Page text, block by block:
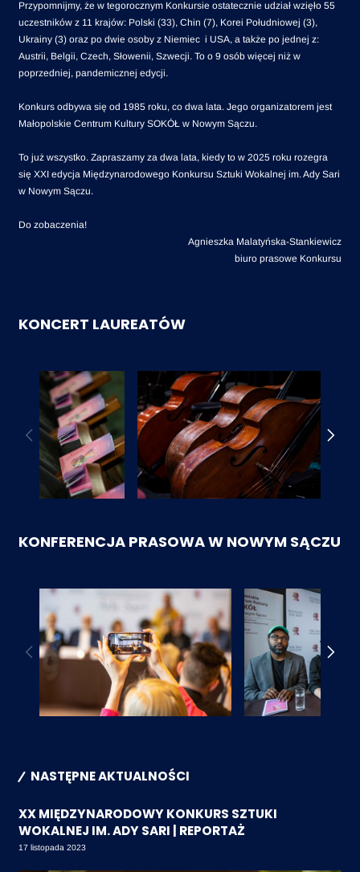
Przypomnijmy, że w tegorocznym Konkursie ostatecznie udział wzięło 55
uczestników z 11 krajów: Polski (33), Chin (7), Korei Południowej (3),
Ukrainy (3) oraz po dwie osoby z Niemiec i USA, a także po jednej z:
Austrii, Belgii, Czech, Słowenii, Szwecji. To o 9 osób więcej niż w
poprzedniej, pandemicznej edycji.
Konkurs odbywa się od 1985 roku, co dwa lata. Jego organizatorem jest
Małopolskie Centrum Kultury SOKÓŁ w Nowym Sączu.
To już wszystko. Zapraszamy za dwa lata, kiedy to w 2025 roku rozegra
się XXI edycja Międzynarodowego Konkursu Sztuki Wokalnej im. Ady Sari
w Nowym Sączu.
Do zobaczenia!
Agnieszka Malatyńska-Stankiewicz
biuro prasowe Konkursu
KONCERT LAUREATÓW
KONFERENCJA PRASOWA W NOWYM SĄCZU
NASTĘPNE AKTUALNOŚCI
XX MIĘDZYNARODOWY KONKURS SZTUKI
WOKALNEJ IM. ADY SARI | REPORTAŻ
17 listopada 2023